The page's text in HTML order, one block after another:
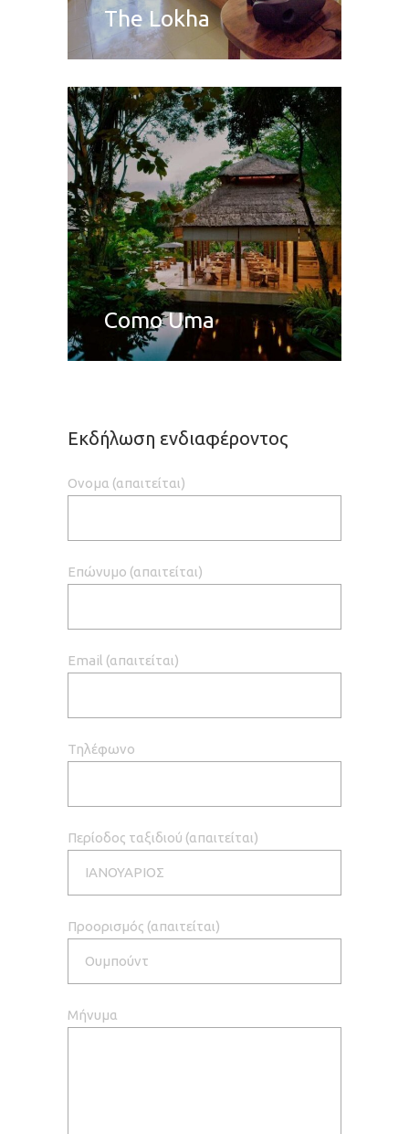
The Lokha
Como Uma
Εκδήλωση ενδιαφέροντος
Ονομα (απαιτείται)
Επώνυμο (απαιτείται)
Email (απαιτείται)
Τηλέφωνο
Περίοδος ταξιδιού (απαιτείται)
Προορισμός (απαιτείται)
Μήνυμα